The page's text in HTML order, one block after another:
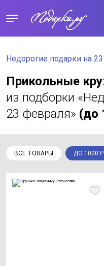
Недорогие подарки на
Прикольные
из подборки
23 февраля» (до
ВСЕ ТОВАРЫ ДО 1000